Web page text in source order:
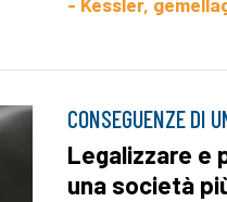
CONSEGUENZE DI
Legalizzare e
una società